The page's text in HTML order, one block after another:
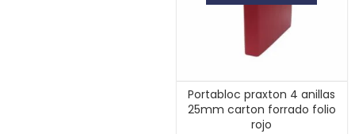
Portabloc praxton 4 anillas
25mm carton forrado folio
rojo